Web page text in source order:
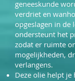
geneeskunde
verdriet en
opgeslagen in de
ondersteunt het
zodat er ruimte
mogelijkheden,
verlangens.
Deze olie helpt